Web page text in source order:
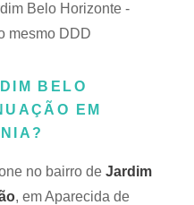
Belo Horizonte -
mesmo DDD
BELO
EM
no bairro de Jardim
, em Aparecida de